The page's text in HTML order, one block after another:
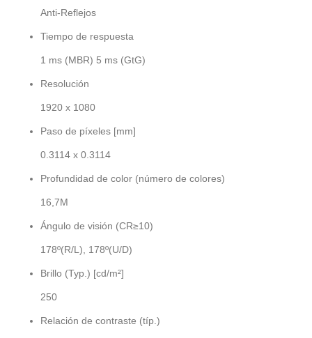
Anti-Reflejos
Tiempo de respuesta
1 ms (MBR) 5 ms (GtG)
Resolución
1920 x 1080
Paso de píxeles [mm]
0.3114 x 0.3114
Profundidad de color (número de colores)
16,7M
Ángulo de visión (CR≥10)
178º(R/L), 178º(U/D)
Brillo (Typ.) [cd/m²]
250
Relación de contraste (típ.)